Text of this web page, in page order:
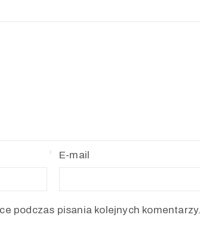
E-mail
podczas pisania kolejnych komentarzy.